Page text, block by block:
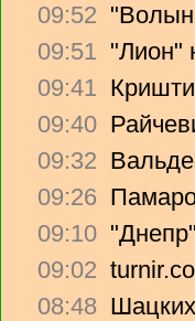
09:52
09:51 "Лион"
09:41
09:40
09:32
09:26
09:10
09:02
08:48